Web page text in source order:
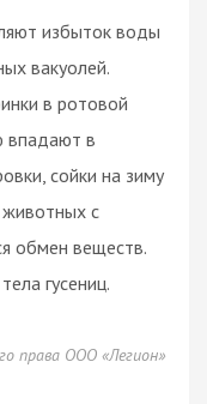
избыток воды
вакуолей.
в ротовой
впадают в
сойки на зиму
животных с
обмен веществ.
гусениц.
права ООО «Легион»